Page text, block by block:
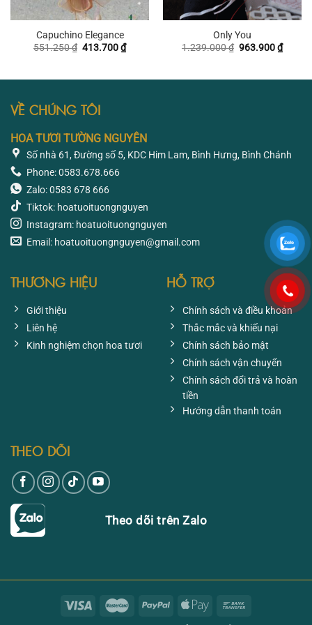
Capuchino Elegance
551.250₫ Giá
413.700₫Giá
hiện
413.700 ₫.
Only You
1.239.000₫ Giá
963.900₫Giá
hiện
VỀ CHÚNG TÔI
HOA TƯƠI TƯỜNG NGUYÊN
Số nhà 61, Đường số 5, KDC Him Lam, Bình Hưng, Bình Chánh
Phone: 0583.678.666
Zalo: 0583 678 666
Tiktok: hoatuoituongnguyen
Instagram: hoatuoituongnguyen
Email: hoatuoituongnguyen@gmail.com
THƯƠNG HIỆU
Giới thiệu
Liên hệ
Kinh nghiệm chọn hoa tươi
HỖ TRỢ
Chính sách và điều khoản
Thắc mắc và khiếu nại
Chính sách bảo mật
Chính sách vận chuyển
Chính sách đổi trả và hoàn
tiền
Hướng dẫn thanh toán
THEO DÕI
Theo dõi trên Zalo